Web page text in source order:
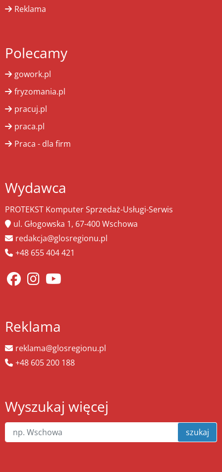
Reklama
Polecamy
gowork.pl
fryzomania.pl
pracuj.pl
praca.pl
Praca - dla firm
Wydawca
PROTEKST Komputer Sprzedaż-Usługi-Serwis
ul. Głogowska 1, 67-400 Wschowa
redakcja@glosregionu.pl
+48 655 404 421
Reklama
reklama@glosregionu.pl
+48 605 200 188
Wyszukaj więcej
szukaj